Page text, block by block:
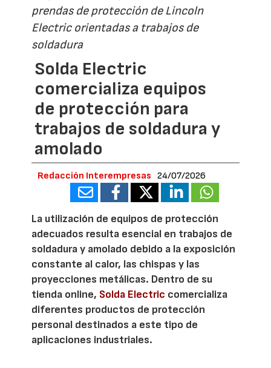
prendas de protección de Lincoln
Electric orientadas a trabajos de
soldadura
Solda Electric
comercializa equipos
de protección para
trabajos de soldadura y
amolado
Redacción Interempresas 24/07/2026
La utilización de equipos de protección
adecuados resulta esencial en trabajos de
soldadura y amolado debido a la exposición
constante al calor, las chispas y las
proyecciones metálicas. Dentro de su
tienda online, Solda Electric comercializa
diferentes productos de protección
personal destinados a este tipo de
aplicaciones industriales.